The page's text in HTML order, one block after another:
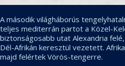
A második világháborús
teljes mediterrán partot a Közel-
biztonságosabb utat Alexandria
Dél-Afrikán keresztül vezetett.
majd felértek Vörös-tengerre.